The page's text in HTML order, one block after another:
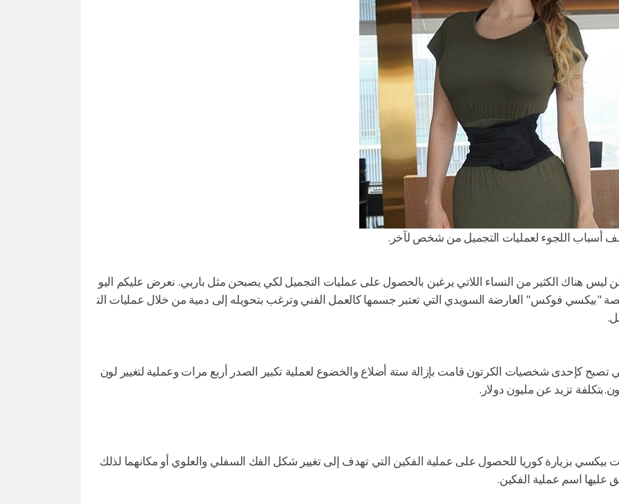
أسباب اللجوء لعمليات التجميل من شخص لآخر.
ليس هناك الكثير من النساء اللاتي يرغبن بالحصول على عمليات التجميل لكي يصبحن مثل باربي. نعرض عليكم اليو
"بيكسي فوكس" العارضة السويدي التي تعتبر جسمها كالعمل الفني وترغب بتحويله إلى دمية من خلال عمليات الت
تصبح كإحدى شخصيات الكرتون قامت بإزالة ستة أضلاع والخضوع لعملية تكبير الصدر أربع مرات وعملية لتغيير لون
تزيد عن مليون دولار.
بيكسي بزيارة كوريا للحصول على عملية الفكين التي تهدف إلى تغيير شكل الفك السفلي والعلوي أو مكانهما لذلك
عليها اسم عملية الفكين.